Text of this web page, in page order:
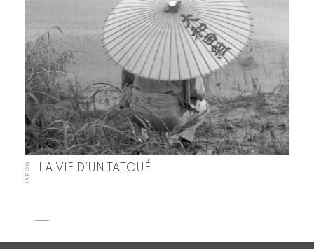
JAPON LA VIE D’UN TATOUÉ